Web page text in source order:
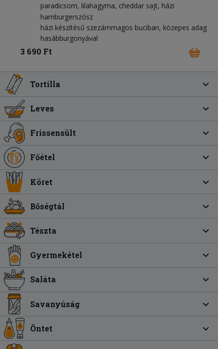
paradicsom lilahagyma cheddar sajt házi
hamburgerszósz
házi készítésű szezámmagos buciban, közepes adag
hasábburgonyával
3 690 Ft
Tortilla
Leves
Frissensült
Főétel
Köret
Bőségtál
Tészta
Gyermekétel
Saláta
Savanyúság
Öntet